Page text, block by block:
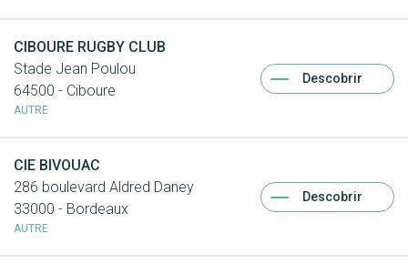
CIBOURE RUGBY CLUB
Stade Jean Poulou
64500 - Ciboure
AUTRE
Descobrir
CIE BIVOUAC
286 boulevard Aldred Daney
33000 - Bordeaux
AUTRE
Descobrir